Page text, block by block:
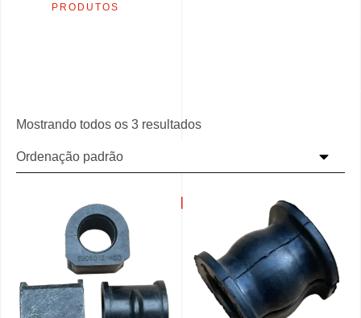
PRODUTOS
Mostrando todos os 3 resultados